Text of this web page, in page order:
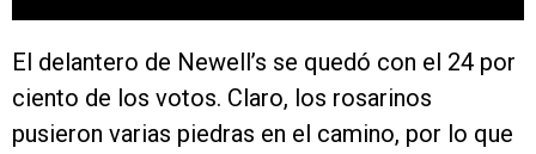
El delantero de Newell’s se quedó con el 24 por
ciento de los votos. Claro, los rosarinos
pusieron varias piedras en el camino, por lo que